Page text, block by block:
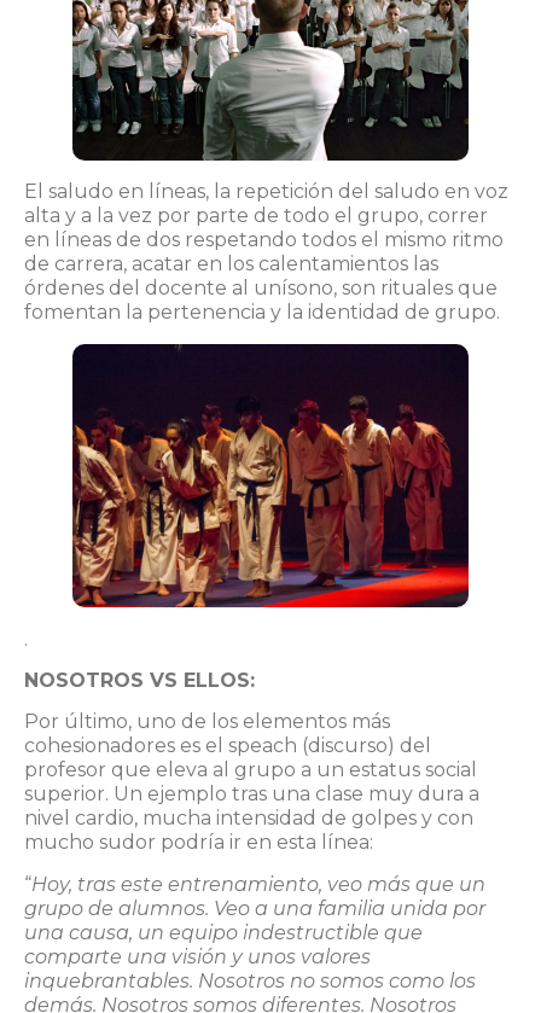
El saludo en líneas, la repetición del saludo en voz
alta y a la vez por parte de todo el grupo, correr
en líneas de dos respetando todos el mismo ritmo
de carrera, acatar en los calentamientos las
órdenes del docente al unísono, son rituales que
fomentan la pertenencia y la identidad de grupo.
.
NOSOTROS VS ELLOS:
Por último, uno de los elementos más
cohesionadores es el speach (discurso) del
profesor que eleva al grupo a un estatus social
superior. Un ejemplo tras una clase muy dura a
nivel cardio, mucha intensidad de golpes y con
mucho sudor podría ir en esta línea:
“Hoy, tras este entrenamiento, veo más que un
grupo de alumnos. Veo a una familia unida por
una causa, un equipo indestructible que
comparte una visión y unos valores
inquebrantables. Nosotros no somos como los
demás. Nosotros somos diferentes. Nosotros